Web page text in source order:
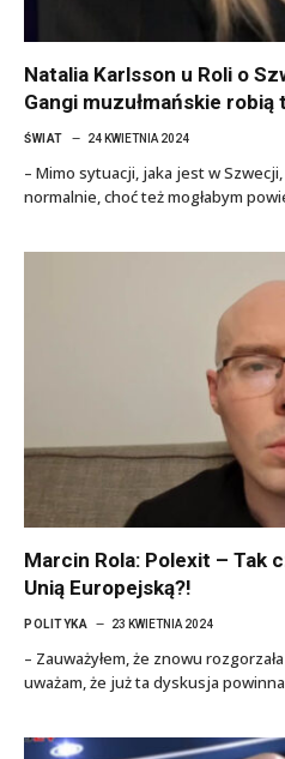
Natalia Karlsson u Roli o
Gangi muzułmańskie robią
ŚWIAT 24 KWIETNIA 2024
– Mimo sytuacji, jaka jest w
normalnie, choć też mogłabym
Marcin Rola: Polexit – Tak
Unią Europejską?!
POLITYKA 23 KWIETNIA 2024
– Zauważyłem, że znowu
uważam, że już ta dyskusja